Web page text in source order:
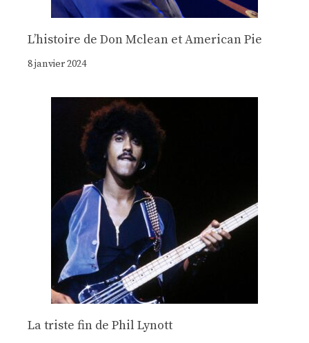
Lʼhistoire de Don Mclean et American Pie
8 janvier 2024
La triste fin de Phil Lynott